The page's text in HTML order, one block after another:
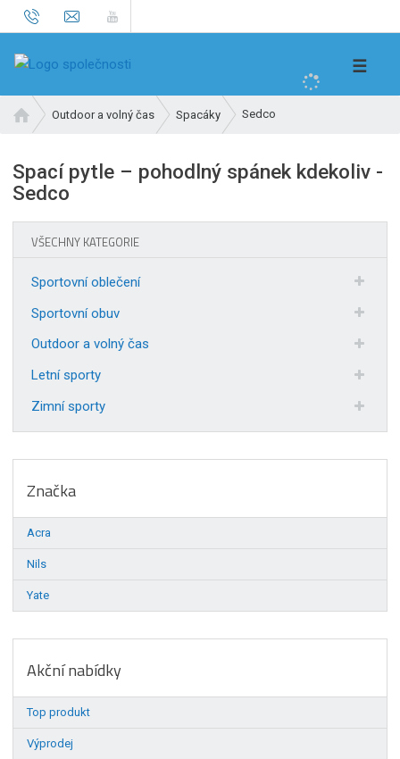
h
d
t
☰
v
d
n
t
a
n
Outdoor a volný čas Spacáky Sedco
Spací pytle – pohodlný spánek kdekoliv -
Sedco
VŠECHNY KATEGORIE
Sportovní oblečení
Sportovní obuv
Outdoor a volný čas
Letní sporty
Zimní sporty
Značka
Acra
Nils
Yate
Akční nabídky
Top produkt
Výprodej